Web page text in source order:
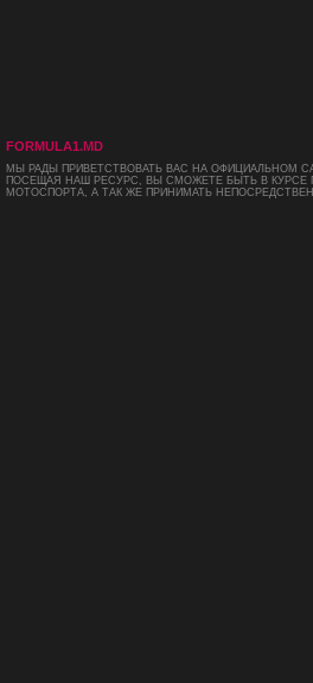
FORMULA1.MD
МЫ РАДЫ ПРИВЕТСТВОВАТЬ ВАС НА ОФИЦИАЛЬНОМ
ПОСЕЩАЯ НАШ РЕСУРС, ВЫ СМОЖЕТЕ БЫТЬ В КУРСЕ
МОТОСПОРТА, А ТАК ЖЕ ПРИНИМАТЬ